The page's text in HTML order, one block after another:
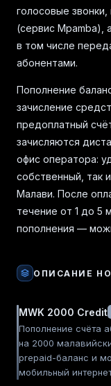
голосовые
(сервис
в том числе
абонентами.
Пополнение
зачисление
предоплатный
зачисляются
офис оператора:
собственный, так
Малави. После
течение от 1 до 5
пополнения —
ОПИСАНИЕ
MWK 2000 Credit
Пополнение счёта
на 2000
prepaid-баланс и
мобильный